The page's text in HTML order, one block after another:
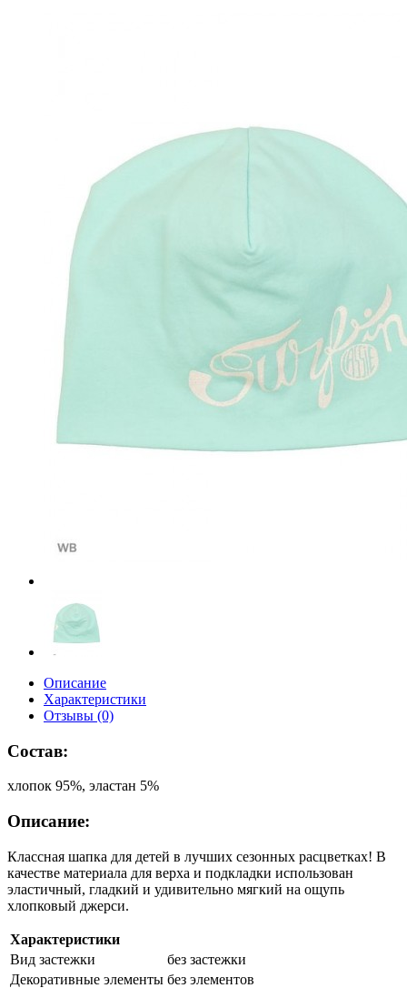
Описание
Характеристики
Отзывы (0)
Состав:
хлопок 95%, эластан 5%
Описание:
Классная шапка для детей в лучших сезонных расцветках! В
качестве материала для верха и подкладки использован
эластичный, гладкий и удивительно мягкий на ощупь
хлопковый джерси.
Характеристики
Вид застежки
без застежки
Декоративные элементы без элементов